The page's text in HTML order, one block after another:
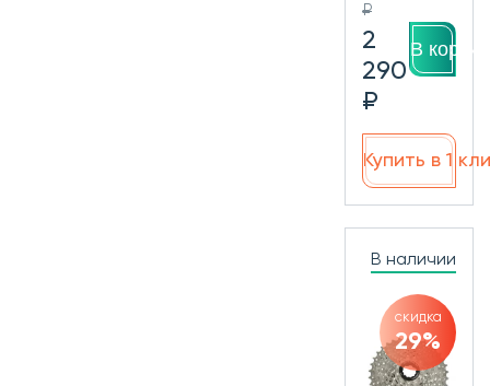
₽
2
290
₽
В
Купить в 1
В наличии
скидка
29%